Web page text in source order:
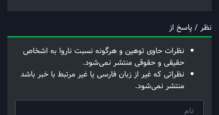
نظر / پاسخ از
نظرات حاوی توهین و هرگونه نسبت ناروا به اشخاص
حقیقی و حقوقی منتشر نمی‌شود.
نظراتی که غیر از زبان فارسی یا غیر مرتبط با خبر باشد
منتشر نمی‌شود.